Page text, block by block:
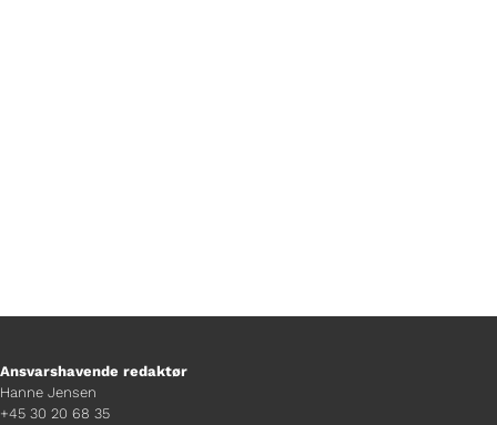
Ansvarshavende redaktør
Hanne Jensen
+45 30 20 68 35